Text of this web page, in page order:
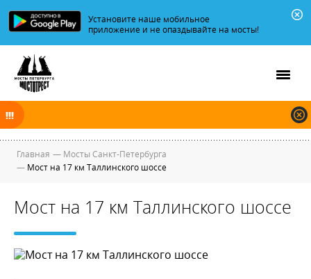
Установите наше мобильное
приложение и не опаздывайте на мосты!
разводятся по графику.
Главная — Мосты Санкт-Петербурга
— Мост на 17 км Таллинского шоссе
Мост на 17 км Таллинского шоссе